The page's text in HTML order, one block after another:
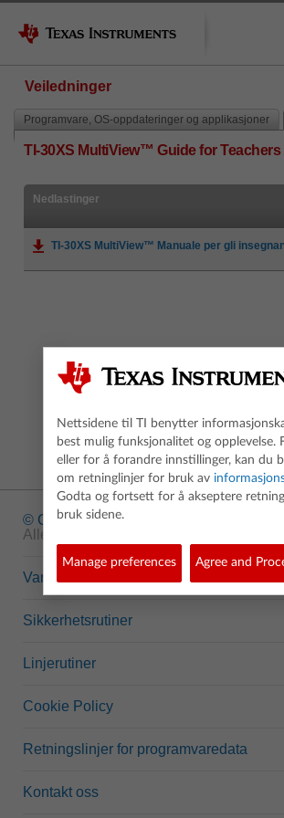
Veiledninger
Programvare, OS-oppdateringer og applikasjoner
TI-30XS MultiView™ Guide for Teachers
Nedlastinger
TI-30XS MultiView™ Manuale per gli
© Copyright1995-2026 Texas
Alle rettigheter reservert.
Varemerke
Sikkerhetsrutiner
Linjerutiner
Cookie Policy
Retningslinjer for programvaredata
Kontakt oss
Nettsidene til TI benytter
best mulig funksjonalitet og opplevelse.
eller for å forandre innstillinger, kan du
om retninglinjer for bruk av
Godta og fortsett for å akseptere
bruk sidene.
Manage preferences Agree and